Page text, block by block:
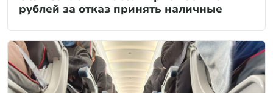
рублей за отказ принять наличные